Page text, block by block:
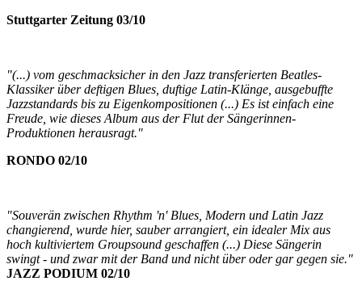
Stuttgarter Zeitung 03/10
"(...) vom geschmacksicher in den Jazz transferierten Beatles-
Klassiker über deftigen Blues, duftige Latin-Klänge, ausgebuffte
Jazzstandards bis zu Eigenkompositionen (...) Es ist einfach eine
Freude, wie dieses Album aus der Flut der Sängerinnen-
Produktionen herausragt."
RONDO 02/10
"Souverän zwischen Rhythm 'n' Blues, Modern und Latin Jazz
changierend, wurde hier, sauber arrangiert, ein idealer Mix aus
hoch kultiviertem Groupsound geschaffen (...) Diese Sängerin
swingt - und zwar mit der Band und nicht über oder gar gegen sie."
JAZZ PODIUM 02/10